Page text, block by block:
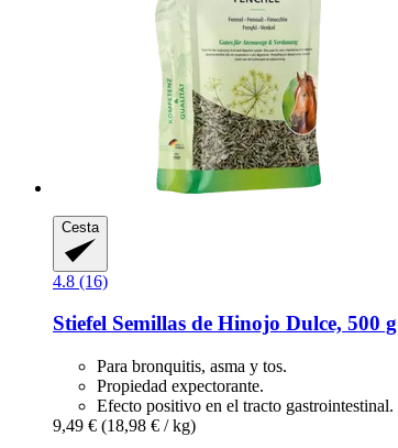
Cesta
4.8 (16)
Stiefel Semillas de Hinojo Dulce, 500 g
Para bronquitis, asma y tos.
Propiedad expectorante.
Efecto positivo en el tracto gastrointestinal.
9,49 € (18,98 € / kg)